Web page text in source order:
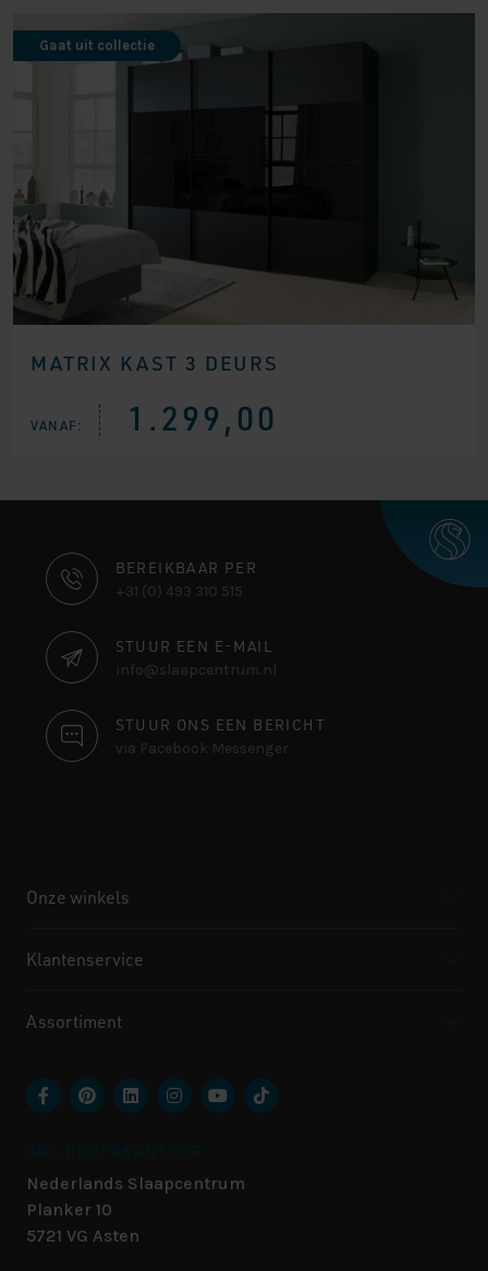
MATRIX KAST 3 DEURS
Gaat uit collectie
VANAF: 1.299,00
CONTACT
INFORMATIE
BEREIKBAAR PER
+31 (0) 493 310 515
STUUR EEN E-MAIL
info@slaapcentrum.nl
STUUR ONS EEN BERICHT
via Facebook Messenger
Onze winkels
Klantenservice
Assortiment
Nederlands Slaapcentrum
Planker 10
5721 VG Asten